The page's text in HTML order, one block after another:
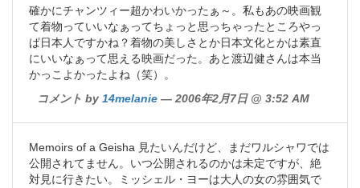
確かにチャンツィー超かわいかったぁ～。私もあの映画観
て着物っていいなぁってちょっと思っちゃったところやっ
ぱ日本人ですかね？着物の美しさとか日本文化とかは素直
にいいなぁって思える映画だった。あと渡辺健さんは本当
かっこよかったよね（笑）。
コメント by 14melanie — 2006年2月7日 @ 3:52 AM
Memoirs of a Geisha 見たいんだけど、まだワルシャワでは
公開されてません。いつ公開されるのかは未定ですが、絶
対見に行きたい。ミッシェル・ヨーは大人の女の雰囲気で